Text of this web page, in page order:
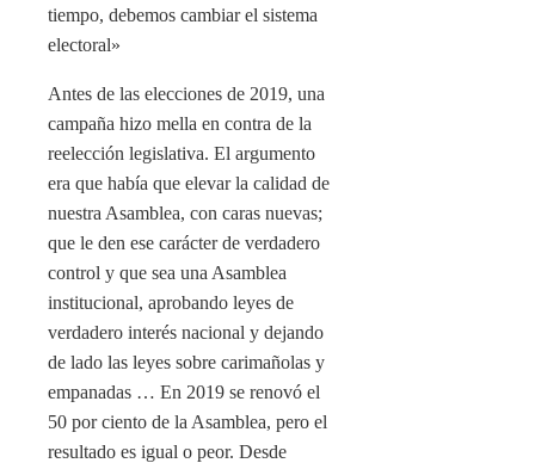
tiempo, debemos cambiar el sistema
electoral»
Antes de las elecciones de 2019, una
campaña hizo mella en contra de la
reelección legislativa. El argumento
era que había que elevar la calidad de
nuestra Asamblea, con caras nuevas;
que le den ese carácter de verdadero
control y que sea una Asamblea
institucional, aprobando leyes de
verdadero interés nacional y dejando
de lado las leyes sobre carimañolas y
empanadas … En 2019 se renovó el
50 por ciento de la Asamblea, pero el
resultado es igual o peor. Desde